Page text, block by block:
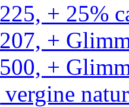
+ 25%
+
+
vergine